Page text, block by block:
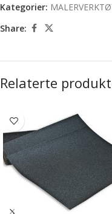
Kategorier:
Share:
Relaterte